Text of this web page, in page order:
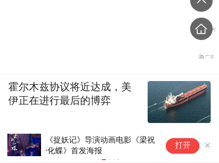
《捉妖记》导演动画电影《梁祝
·化蝶》首发海报
打开
霍尔木兹协议将近达成，美
伊正在进行最后的博弈